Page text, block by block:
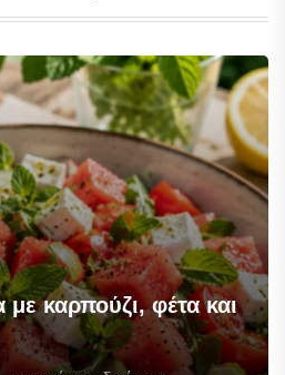
καρπούζι, φέτα και